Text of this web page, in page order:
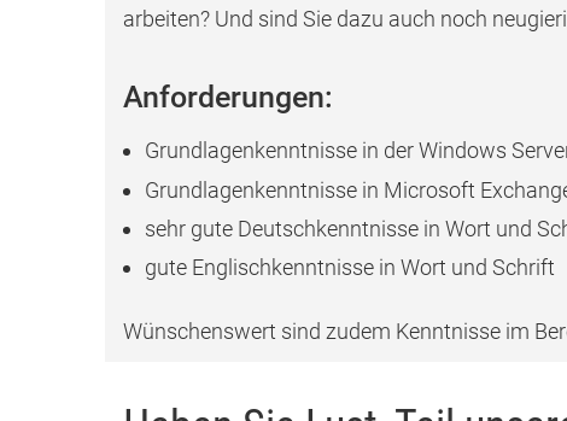
arbeiten? Und sind Sie dazu auch noch
Anforderungen:
Grundlagenkenntnisse in der Windows
Grundlagenkenntnisse in Microsoft
sehr gute Deutschkenntnisse in Wort und
gute Englischkenntnisse in Wort und Schrift
Wünschenswert sind zudem Kenntnisse im